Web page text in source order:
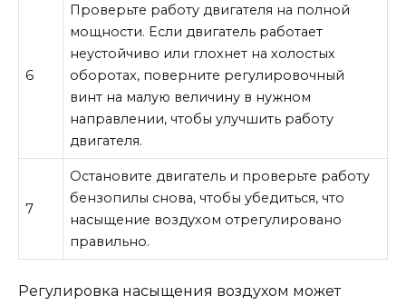
6
Проверьте работу двигателя на полной
мощности. Если двигатель работает
неустойчиво или глохнет на холостых
оборотах, поверните регулировочный
винт на малую величину в нужном
направлении, чтобы улучшить работу
двигателя.
7
Остановите двигатель и проверьте работу
бензопилы снова, чтобы убедиться, что
насыщение воздухом отрегулировано
правильно.
Регулировка насыщения воздухом может